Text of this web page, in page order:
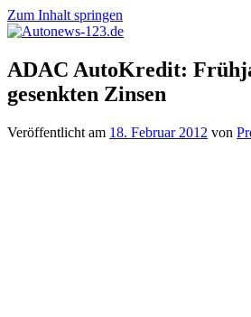
Zum Inhalt springen
Autonews-
123.de
Autonews
mit
Charme
ADAC AutoKredit:
gesenkten Zinsen
Veröffentlicht am 18. Februar 2012 von